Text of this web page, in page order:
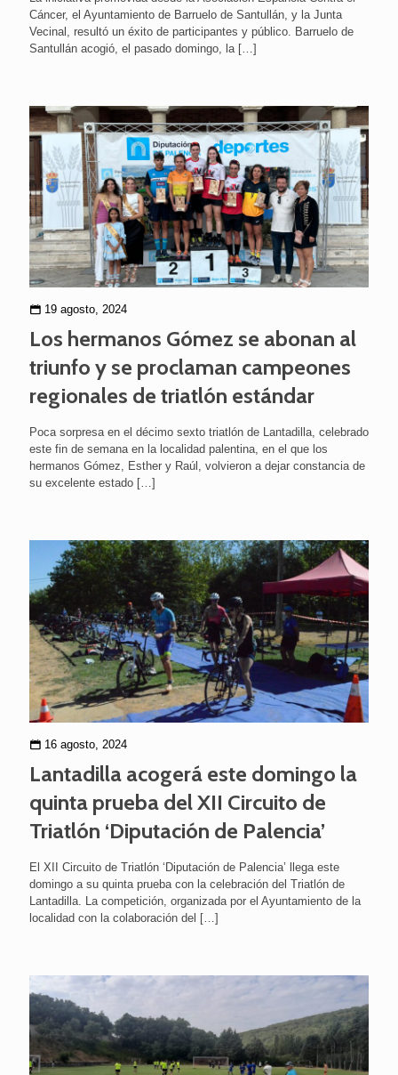
Cáncer, el Ayuntamiento de Barruelo de Santullán, y la Junta
Vecinal, resultó un éxito de participantes y público. Barruelo de
Santullán acogió, el pasado domingo, la […]
19 agosto, 2024
Los hermanos Gómez se abonan al
triunfo y se proclaman campeones
regionales de triatlón estándar
Poca sorpresa en el décimo sexto triatlón de Lantadilla, celebrado
este fin de semana en la localidad palentina, en el que los
hermanos Gómez, Esther y Raúl, volvieron a dejar constancia de
su excelente estado […]
16 agosto, 2024
Lantadilla acogerá este domingo la
quinta prueba del XII Circuito de
Triatlón ‘Diputación de Palencia’
El XII Circuito de Triatlón ‘Diputación de Palencia’ llega este
domingo a su quinta prueba con la celebración del Triatlón de
Lantadilla. La competición, organizada por el Ayuntamiento de la
localidad con la colaboración del […]